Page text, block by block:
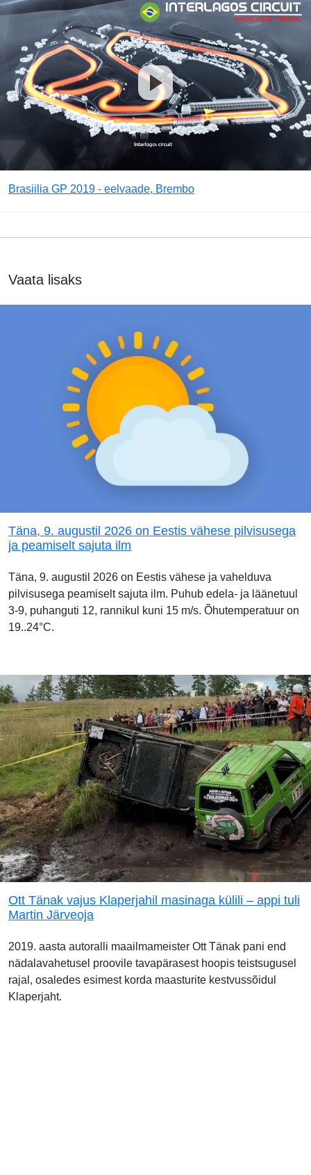
Brasiilia GP 2019 - eelvaade, Brembo
Vaata lisaks
Täna, 9. augustil 2026 on Eestis vähese pilvisusega
ja peamiselt sajuta ilm
Täna, 9. augustil 2026 on Eestis vähese ja vahelduva
pilvisusega peamiselt sajuta ilm. Puhub edela- ja läänetuul
3-9, puhanguti 12, rannikul kuni 15 m/s. Õhutemperatuur on
19..24°C.
Ott Tänak vajus Klaperjahil masinaga külili – appi tuli
Martin Järveoja
2019. aasta autoralli maailmameister Ott Tänak pani end
nädalavahetusel proovile tavapärasest hoopis teistsugusel
rajal, osaledes esimest korda maasturite kestvussõidul
Klaperjaht.